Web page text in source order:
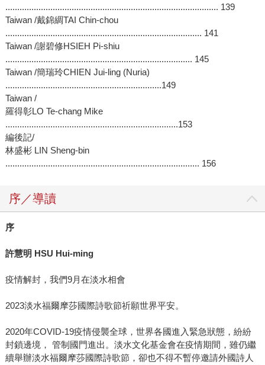
.......................................................................................... 139
Taiwan /戴錦綢TAI Chin-chou
................................................................................... 141
Taiwan /謝碧修HSIEH Pi-shiu
............................................................................... 145
Taiwan /簡瑞玲CHIEN Jui-ling (Nuria)
..................................................................149
Taiwan /
羅得彰LO Te-chang Mike
.........................................................................153
編後記/
林盛彬 LIN Sheng-bin
.................................................................................. 156
序／導讀
序
許慧明 HSU Hui-ming
疫情解封，我們9月在淡水相會
2023淡水福爾摩莎國際詩歌節祈願世界平安。
2020年COVID-19疫情侵襲全球，世界各國進入緊急狀態，紛紛
封鎖邊境， 管制國門進出。淡水文化基金會在疫情期間，雖仍繼
續舉辦淡水福爾摩莎國際詩歌節，卻也不得不暫停邀請外國詩人